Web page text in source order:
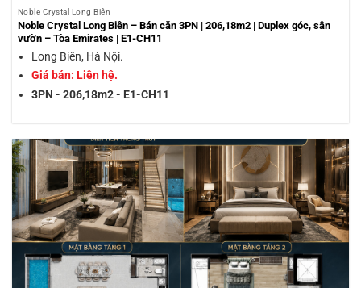
Noble Crystal Long Biên
Noble Crystal Long Biên – Bán căn 3PN | 206,18m2 | Duplex góc, sân
vườn – Tòa Emirates | E1-CH11
Long Biên, Hà Nội.
Giá bán: Liên hệ.
3PN - 206,18m2 - E1-CH11